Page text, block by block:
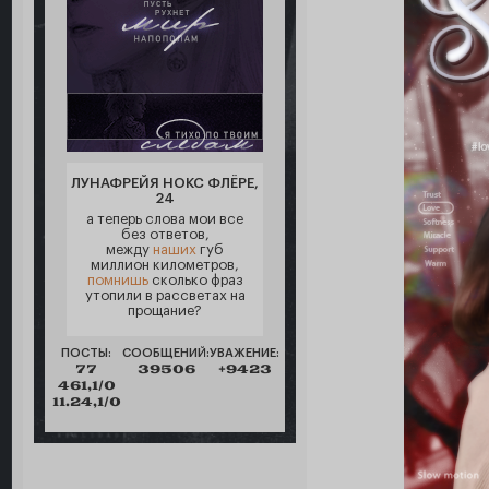
ЛУНАФРЕЙЯ НОКС ФЛЁРЕ,
24
а теперь слова мои все
без ответов,
между наших губ
миллион километров,
помнишьсколько фраз
утопили в рассветах на
прощание?
ПОСТЫ:
77
461,1/0
11.24,1/0
СООБЩЕНИЙ:
39506
УВАЖЕНИЕ:
+9423